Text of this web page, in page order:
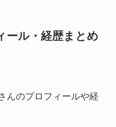
ール・経歴まとめ
んのプロフィールや経